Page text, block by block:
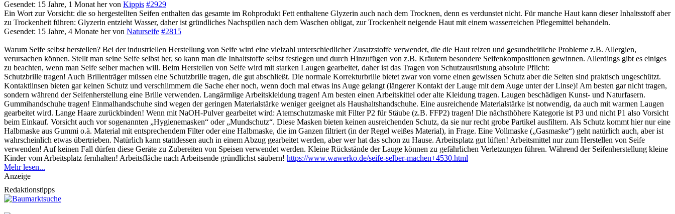
Gesendet: 15 Jahre, 1 Monat hervon Kippis #2929
Ein Wort zur Vorsicht: die so hergestellten Seifen enthalten das gesamte im Rohprodukt Fett enthaltene Glyzerin auch nach dem Trocknen, denn es verdunstet nicht. Für manche Haut kann dieser Inhaltsstoff aber
zu Trockenheit führen: Glyzerin entzieht Wasser, daher ist gründliches Nachspülen nach dem Waschen obligat, zur Trockenheit neigende Haut mit einem wasserreichen Pflegemittel behandeln.
Gesendet: 15 Jahre, 4 Monate hervon Naturseife #2815
Warum Seife selbst herstellen? Bei der industriellen Herstellung von Seife wird eine vielzahl unterschiedlicher Zusatzstoffe verwendet, die die Haut reizen und gesundheitliche Probleme z.B. Allergien,
verursachen können. Stellt man seine Seife selbst her, so kann man die Inhaltstoffe selbst festlegen und durch Hinzufügen von z.B. Kräutern besondere Seifenkompositionen gewinnen. Allerdings gibt es einiges
zu beachten, wenn man Seife selber machen will. Beim Herstellen von Seife wird mit starken Laugen gearbeitet, daher ist das Tragen von Schutzausrüstung absolute Pflicht:
Schutzbrille tragen! Auch Brillenträger müssen eine Schutzbrille tragen, die gut abschließt. Die normale Korrekturbrille bietet zwar von vorne einen gewissen Schutz aber die Seiten sind praktisch ungeschützt.
Kontaktlinsen bieten gar keinen Schutz und verschlimmern die Sache eher noch, wenn doch mal etwas ins Auge gelangt (längerer Kontakt der Lauge mit dem Auge unter der Linse)! Am besten gar nicht tragen,
sondern während der Seifenherstellung eine Brille verwenden. Langärmlige Arbeitskleidung tragen! Am besten einen Arbeitskittel oder alte Kleidung tragen. Laugen beschädigen Kunst- und Naturfasern.
Gummihandschuhe tragen! Einmalhandschuhe sind wegen der geringen Materialstärke weniger geeignet als Haushaltshandschuhe. Eine ausreichende Materialstärke ist notwendig, da auch mit warmen Laugen
gearbeitet wird. Lange Haare zurückbinden! Wenn mit NaOH-Pulver gearbeitet wird: Atemschutzmaske mit Filter P2 für Stäube (z.B. FFP2) tragen! Die nächsthöhere Kategorie ist P3 und nicht P1 also Vorsicht
beim Einkauf. Vorsicht auch vor sogenannten „Hygienemasken“ oder „Mundschutz“. Diese Masken bieten keinen ausreichenden Schutz, da sie nur recht grobe Partikel ausfiltern. Als Schutz kommt hier nur eine
Halbmaske aus Gummi o.ä. Material mit entsprechendem Filter oder eine Halbmaske, die im Ganzen filtriert (in der Regel weißes Material), in Frage. Eine Vollmaske („Gasmaske“) geht natürlich auch, aber ist
wahrscheinlich etwas übertrieben. Natürlich kann stattdessen auch in einem Abzug gearbeitet werden, aber wer hat das schon zu Hause. Arbeitsplatz gut lüften! Arbeitsmittel nur zum Herstellen von Seife
verwenden! Auf keinen Fall dürfen diese Geräte zu Zubereiten von Speisen verwendet werden. Kleine Rückstände der Lauge können zu gefährlichen Verletzungen führen. Während der Seifenherstellung kleine
Kinder vom Arbeitsplatz fernhalten! Arbeitsfläche nach Arbeitsende gründlichst säubern! https://www.wawerko.de/seife-selber-machen+4530.html
Mehr lesen...
Anzeige
Redaktionstipps